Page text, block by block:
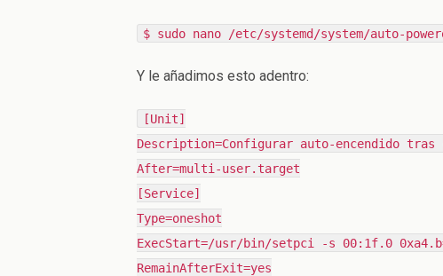
$ sudo nano /etc/systemd/system/auto-
Y le añadimos esto adentro:
[Unit]
Description=Configurar auto-encendido
After=multi-user.target
[Service]
Type=oneshot
ExecStart=/usr/bin/setpci -s 00:1f.0
RemainAfterExit=yes